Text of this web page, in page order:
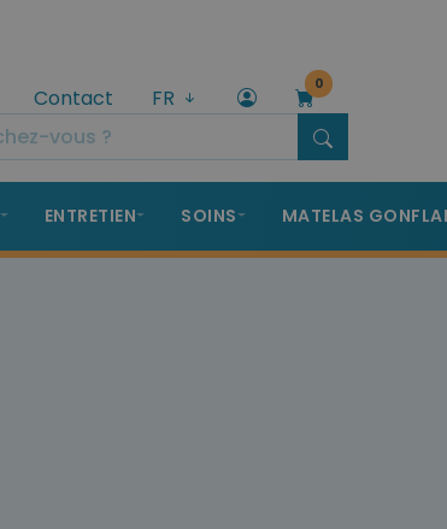
Contact FR
0
ENTRETIEN SOINS MATELAS